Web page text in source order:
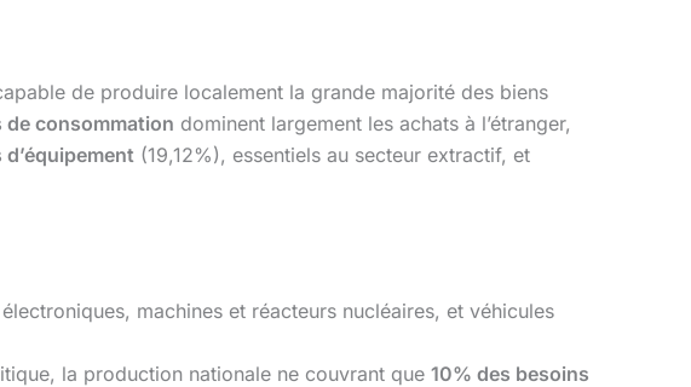
de produire localement la grande majorité des biens
de consommation dominent largement les achats à l’étranger,
d’équipement (19,12%), essentiels au secteur extractif, et
machines et réacteurs nucléaires, et véhicules
la production nationale ne couvrant que 10% des besoins